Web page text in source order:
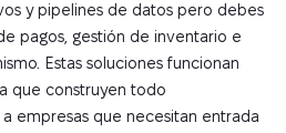
y pipelines de datos pero debes
pagos, gestión de inventario e
Estas soluciones funcionan
que construyen todo
empresas que necesitan entrada